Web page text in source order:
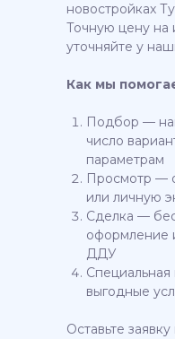
новостройках
Точную цену на
уточняйте у
Как мы
Подбор —
число
параметрам
Просмотр —
или личную
Сделка —
оформление
ДДУ
выгодные
Оставьте